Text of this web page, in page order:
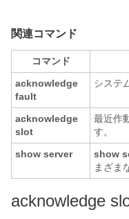
関連コマンド
コマンド
acknowledge
fault
システ
acknowledge
slot
最近作
す。
show server
show
まざま
acknowledge